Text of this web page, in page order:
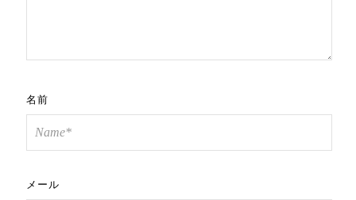
名前
メール